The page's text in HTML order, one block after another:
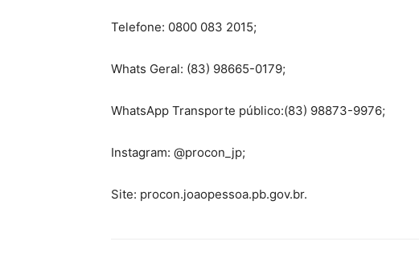
Telefone: 0800 083 2015;
Whats Geral: (83) 98665-0179;
WhatsApp Transporte público:(83) 98873-9976;
Instagram: @procon_jp;
Site: procon.joaopessoa.pb.gov.br.